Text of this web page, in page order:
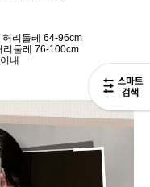
리둘레 64-96cm
리둘레 76-100cm
내